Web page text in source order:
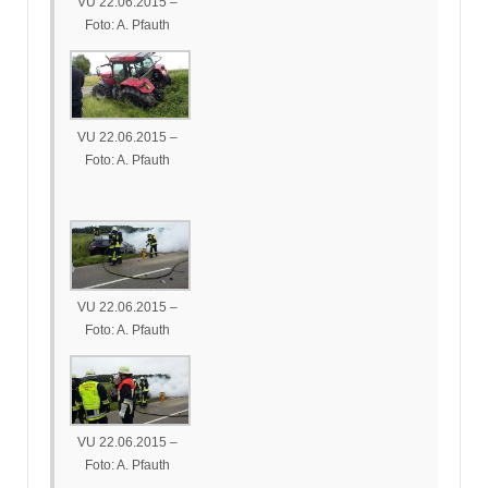
Foto: A. Pfauth
VU 22.06.2015 –
Foto: A. Pfauth
VU 22.06.2015 –
Foto: A. Pfauth
VU 22.06.2015 –
Foto: A. Pfauth